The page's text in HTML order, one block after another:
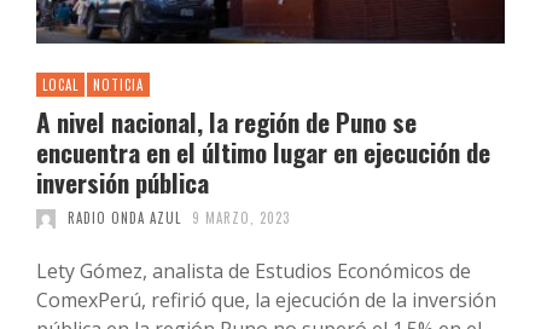
LOCAL NOTICIA
A nivel nacional, la región de Puno se
encuentra en el último lugar en ejecución de
inversión pública
RADIO ONDA AZUL 9 MARZO, 2023
Lety Gómez, analista de Estudios Económicos de
ComexPerú, refirió que, la ejecución de la inversión